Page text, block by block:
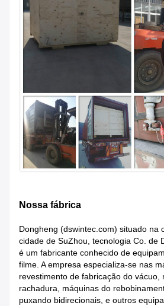
Nossa fábrica
Dongheng (dswintec.com) situado na
cidade de SuZhou, tecnologia Co. de
é um fabricante conhecido de
filme. A empresa especializa-se nas
revestimento de fabricação do vácuo,
rachadura, máquinas do
puxando bidirecionais, e outros